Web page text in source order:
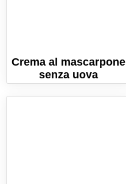
Crema al mascarpone
senza uova